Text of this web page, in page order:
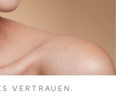
VERTRAUEN.